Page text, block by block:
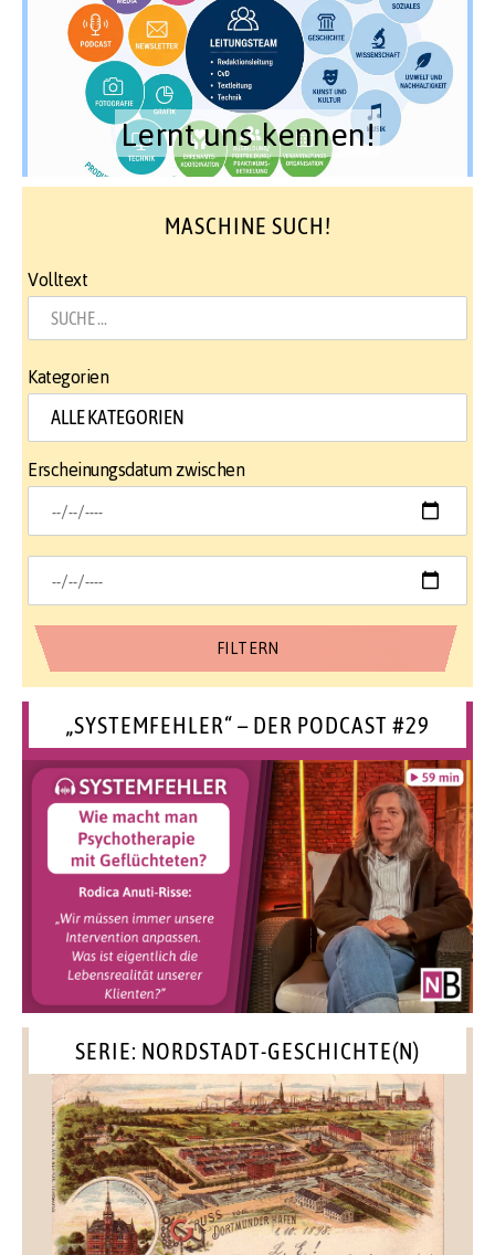
Lernt uns kennen!
MASCHINE SUCH!
Volltext
Kategorien
Erscheinungsdatum zwischen
„SYSTEMFEHLER“ – DER PODCAST #29
SERIE: NORDSTADT-GESCHICHTE(N)